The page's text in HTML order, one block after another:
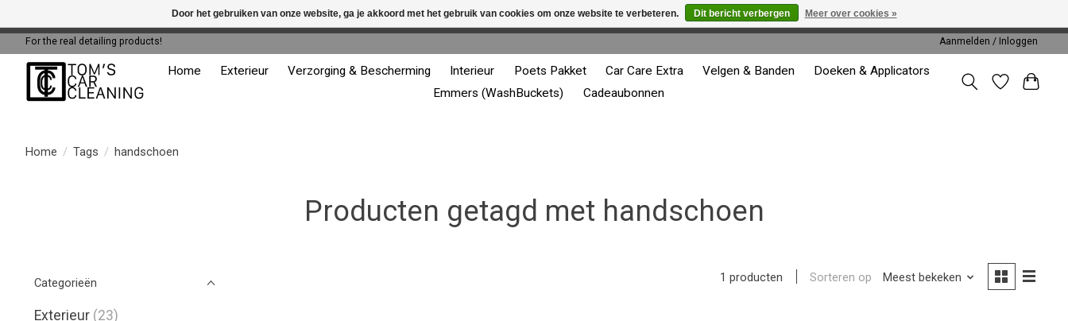
For the real detailing products! Aanmelden / Inloggen
Home Exterieur Verzorging & Bescherming Interieur Poets Pakket Car Care Extra Velgen & Banden
Doeken & Applicators
Emmers (WashBuckets)
Cadeaubonnen
Home / Tags / handschoen
Producten getagd met handschoen
Categorieën
Exterieur (23)
1 producten Sorteren op Meest bekeken
Door het gebruiken van onze website, ga je akkoord met het gebruik van cookies om onze website te verbeteren. Dit bericht verbergen Meer over cookies »
← Keer terug naar de backofficeDeze winkel is in aanbouw. Eventueel geplaatste orders zullen niet worden gehonoreerd of verwerkt.